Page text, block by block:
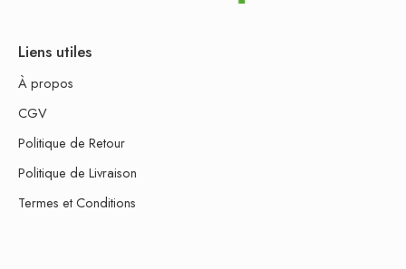
Liens utiles
À propos
CGV
Politique de Retour
Politique de Livraison
Termes et Conditions